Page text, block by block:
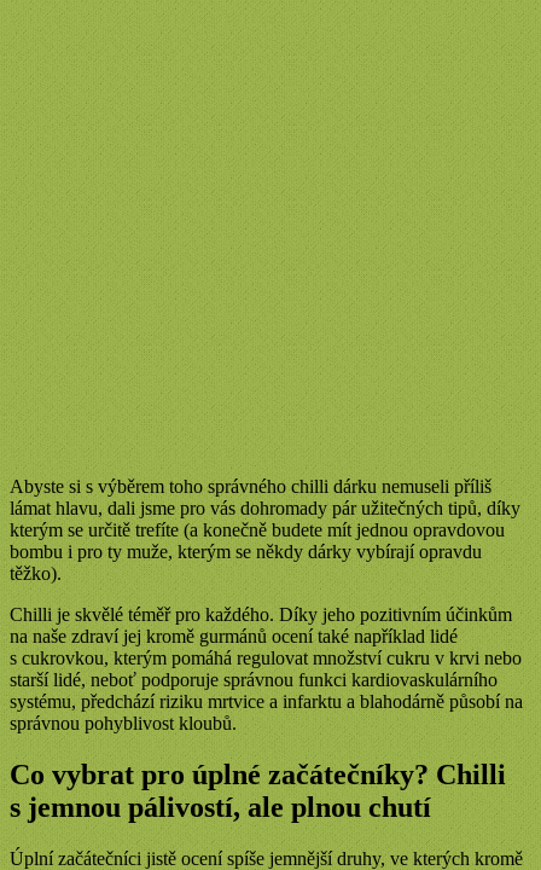
Abyste si s výběrem toho správného chilli dárku nemuseli příliš
lámat hlavu, dali jsme pro vás dohromady pár užitečných tipů, díky
kterým se určitě trefíte (a konečně budete mít jednou opravdovou
bombu i pro ty muže, kterým se někdy dárky vybírají opravdu
těžko).
Chilli je skvělé téměř pro každého. Díky jeho pozitivním účinkům
na naše zdraví jej kromě gurmánů ocení také například lidé
s cukrovkou, kterým pomáhá regulovat množství cukru v krvi nebo
starší lidé, neboť podporuje správnou funkci kardiovaskulárního
systému, předchází riziku mrtvice a infarktu a blahodárně působí na
správnou pohyblivost kloubů.
Co vybrat pro úplné začátečníky? Chilli
s jemnou pálivostí, ale plnou chutí
Úplní začátečníci jistě ocení spíše jemnější druhy, ve kterých kromě